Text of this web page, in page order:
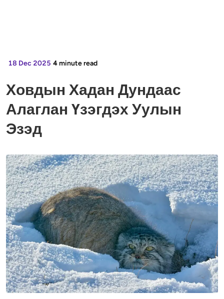
Ховдын Хадан Дундаас
Алаглан Үзэгдэх Уулын
Эзэд
18 Dec 2025 4minute read